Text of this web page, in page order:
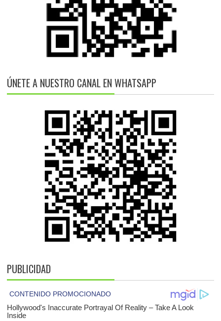
ÚNETE A NUESTRO CANAL EN WHATSAPP
PUBLICIDAD